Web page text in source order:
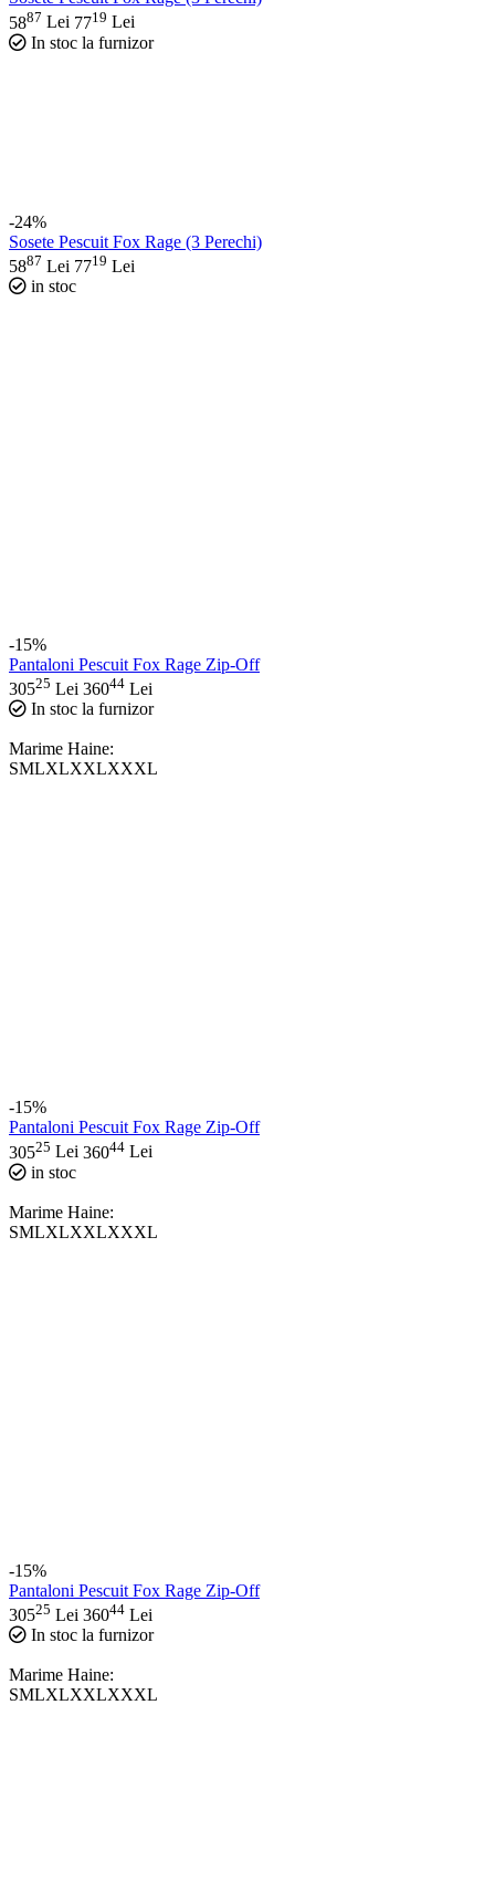
5887 Lei 7719 Lei
In stoc la furnizor
-24%
Sosete Pescuit Fox Rage (3 Perechi)
5887 Lei 7719 Lei
in stoc
-15%
Pantaloni Pescuit Fox Rage Zip-Off
30525 Lei 36044 Lei
In stoc la furnizor
Marime Haine:
SMLXLXXLXXXL
-15%
Pantaloni Pescuit Fox Rage Zip-Off
30525 Lei 36044 Lei
in stoc
Marime Haine:
SMLXLXXLXXXL
-15%
Pantaloni Pescuit Fox Rage Zip-Off
30525 Lei 36044 Lei
In stoc la furnizor
Marime Haine:
SMLXLXXLXXXL